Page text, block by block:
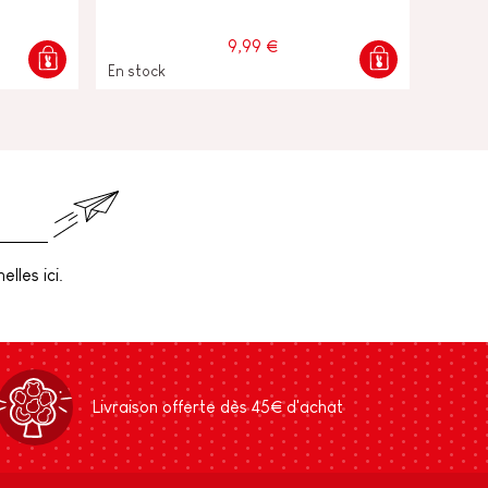
9,99 €
En stock
ici.
Livraison offerte dès 45€ d'achat